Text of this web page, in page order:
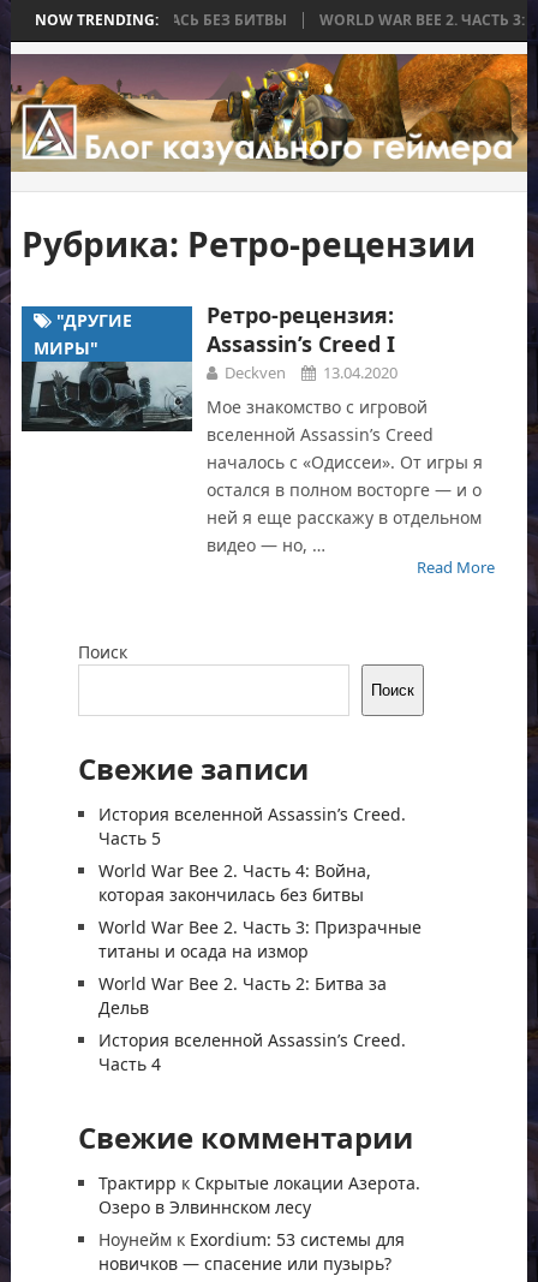
NOW TRENDING:
КОТОРАЯ ЗАКОНЧИЛАСЬ БЕЗ БИТВЫ WORLD WAR BEE 2. ЧАСТЬ
Рубрика: Ретро-рецензии
"ДРУГИЕ
МИРЫ"
Ретро-рецензия:
Assassin’s Creed I
Deckven 13.04.2020
Мое знакомство с игровой
вселенной Assassin’s Creed
началось с «Одиссеи». От игры я
остался в полном восторге — и о
ней я еще расскажу в отдельном
видео — но, …
Read More
Поиск
Поиск
Свежие записи
История вселенной Assassin’s Creed.
Часть 5
World War Bee 2. Часть 4: Война,
которая закончилась без битвы
World War Bee 2. Часть 3: Призрачные
титаны и осада на измор
World War Bee 2. Часть 2: Битва за
Дельв
История вселенной Assassin’s Creed.
Часть 4
Свежие комментарии
Трактирр к Скрытые локации Азерота.
Озеро в Элвиннском лесу
Ноунейм к Exordium: 53 системы для
новичков — спасение или пузырь?